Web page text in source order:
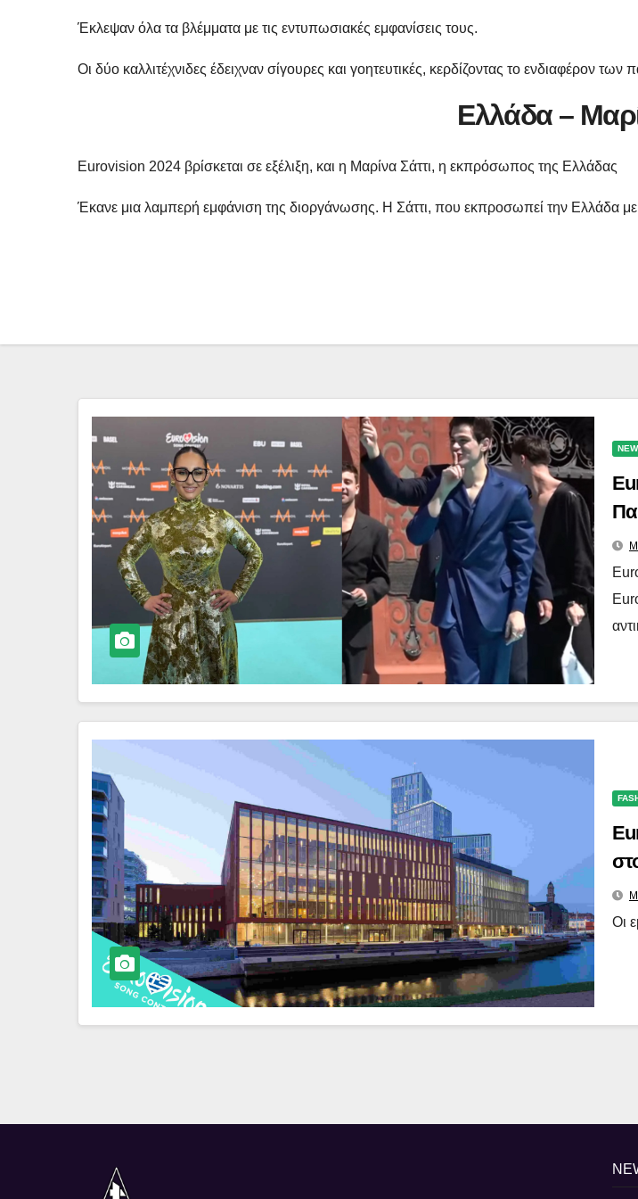
Έκλεψαν όλα τα βλέμματα με τις εντυπωσιακές εμφανίσεις τους.
Οι δύο καλλιτέχνιδες έδειχναν σίγουρες και γοητευτικές, κερδίζοντας το ενδιαφέρον
Ελλάδα –
Eurovision 2024 βρίσκεται σε εξέλιξη, και η Μαρίνα Σάττι, η εκπρόσωπος της Ελλάδας
Έκανε μια λαμπερή εμφάνιση της διοργάνωσης. Η Σάττι, που εκπροσωπεί την Ελλάδα με
Οι